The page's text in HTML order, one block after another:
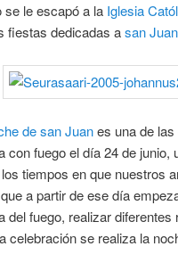
se le escapó a la Iglesia
fiestas dedicadas asan Juan
de san Juanes una de
con fuego el día 24 de
tiempos en que nuestros
a partir de ese día
del fuego, realizar
celebración se realiza la